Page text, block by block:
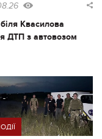
Квасилова
ДТП з автовозом